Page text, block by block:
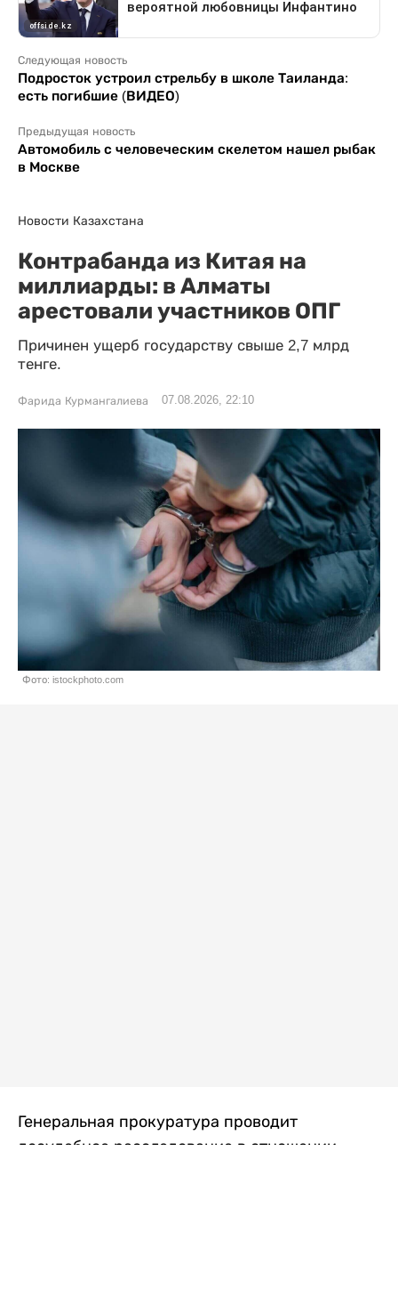
Следующая новость
Подросток устроил стрельбу в школе Таиланда:
есть погибшие (ВИДЕО)
Предыдущая новость
Автомобиль с человеческим скелетом нашел рыбак
в Москве
Новости Казахстана
Контрабанда из Китая на
миллиарды: в Алматы
арестовали участников ОПГ
Причинен ущерб государству свыше 2,7 млрд
тенге.
Фарида Курмангалиева 07.08.2026, 22:10
Фото: istockphoto.com
Генеральная прокуратура проводит
досудебное расследование в отношении